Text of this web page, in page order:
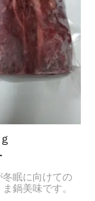
冬眠に向けての
鍋美味です。